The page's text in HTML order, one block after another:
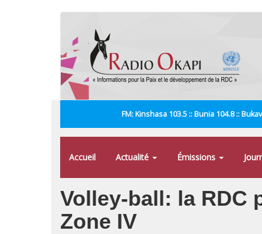
FM: Kinshasa 103.5 :: Bunia 104.8 ::
Accueil Actualité Émissions
Volley-ball: la RDC
Zone IV